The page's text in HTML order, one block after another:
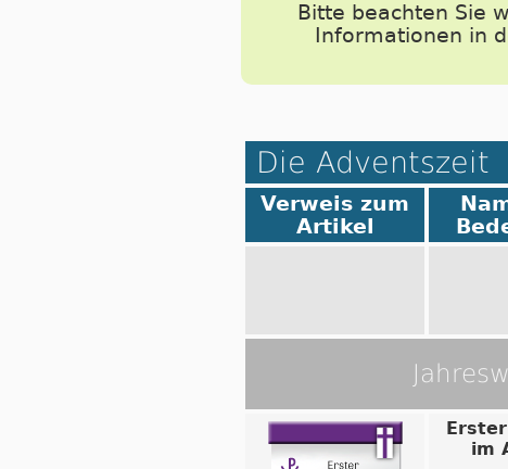
Bitte beachten Sie
Informationen in
Die Adventszeit
Verweis zum
Artikel
im